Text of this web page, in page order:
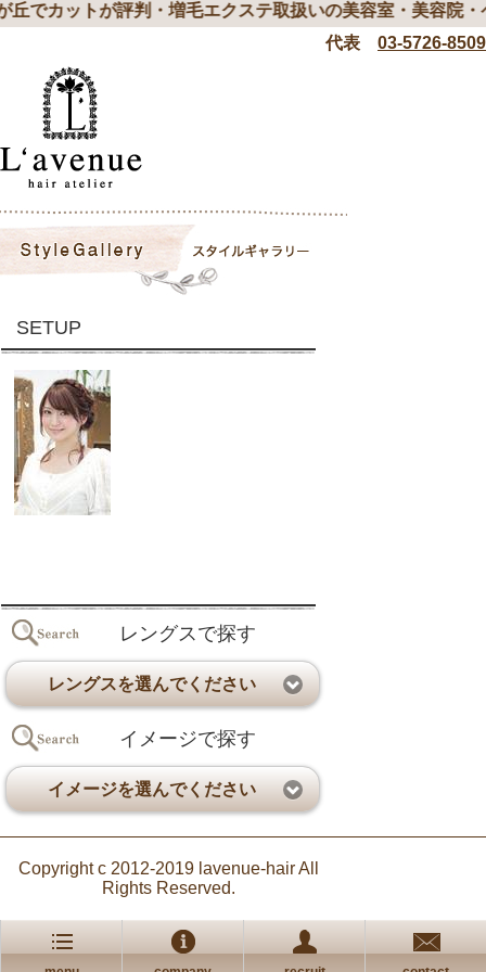
丘でカットが評判・増毛エクステ取扱いの美容室・美容院・
代表 03-5726-8509
SETUP
レングスで探す
レングスを選んでください
イメージで探す
イメージを選んでください
Copyright c 2012-2019 lavenue-hair All
Rights Reserved.